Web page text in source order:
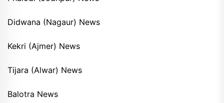
Didwana (Nagaur) News
Kekri (Ajmer) News
Tijara (Alwar) News
Balotra News